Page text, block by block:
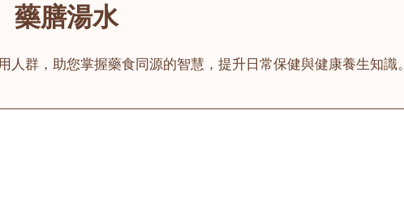
藥膳湯水
群，助您掌握藥食同源的智慧，提升日常保健與健康養生知識。